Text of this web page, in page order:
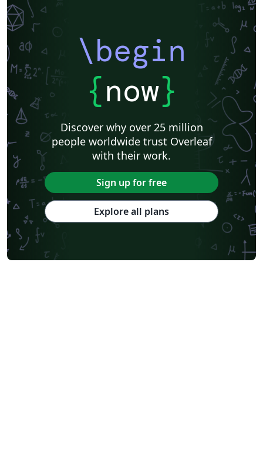
\begin
{now}
Discover why over 25 million
people worldwide trust Overleaf
with their work.
Sign up for free
Explore all plans